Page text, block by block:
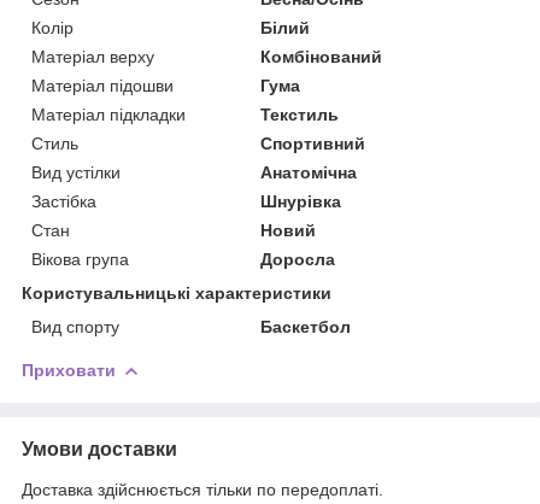
Колір
Білий
Матеріал верху
Комбінований
Матеріал підошви
Гума
Матеріал підкладки
Текстиль
Стиль
Спортивний
Вид устілки
Анатомічна
Застібка
Шнурівка
Стан
Новий
Вікова група
Доросла
Користувальницькі характеристики
Вид спорту
Баскетбол
Приховати
Умови доставки
Доставка здійснюється тільки по передоплаті.